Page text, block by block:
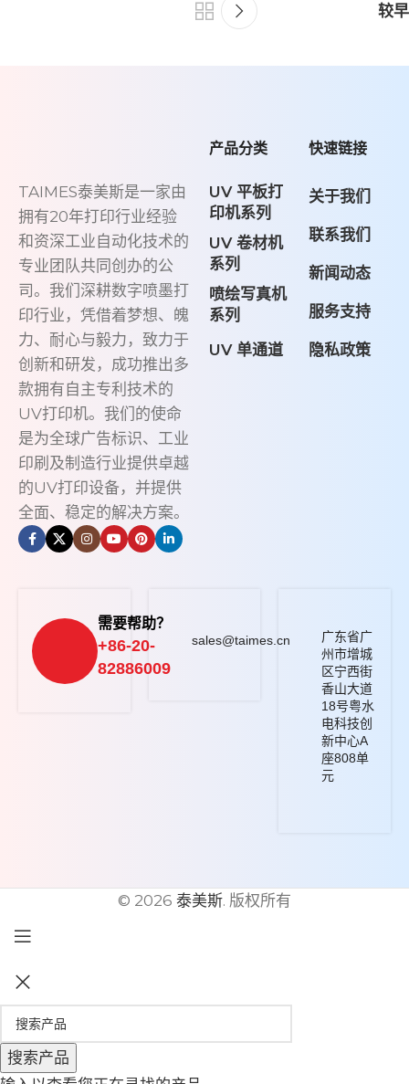
较早
TAIMES泰美斯是一家由
拥有20年打印行业经验
和资深工业自动化技术的
专业团队共同创办的公
司。我们深耕数字喷墨打
印行业，凭借着梦想、魄
力、耐心与毅力，致力于
创新和研发，成功推出多
款拥有自主专利技术的
UV打印机。我们的使命
是为全球广告标识、工业
印刷及制造行业提供卓越
的UV打印设备，并提供
全面、稳定的解决方案。
产品分类
UV 平板打
印机系列
UV 卷材机
系列
喷绘写真机
系列
UV 单通道
快速链接
关于我们
联系我们
新闻动态
服务支持
隐私政策
需要帮助？
+86-20-
82886009
sales@taimes.cn
广东省广
州市增城
区宁西街
香山大道
18号粤水
电科技创
新中心A
座808单
元
© 2026 泰美斯. 版权所有
搜索产品